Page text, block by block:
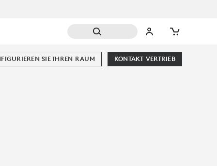
KONTAKT VERTRIEB
SIE IHREN RAUM